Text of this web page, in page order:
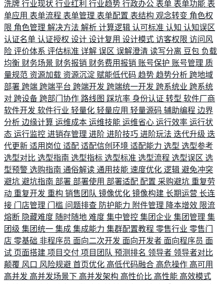
洗牌 行业现状 行业红利 行业趋势 行政办公 表单 表单功能 表
单应用 表单流程 表单管理 表单配置 表结构 观念转变 角色权
限 角色管理 解决方法 解析 计算逻辑 认可标准 认知 认知误区
认证名单 认证授权 设计 设计复用 设计模式 访客权限 访问风
险 评价体系 评估标准 详解 误区 误解澄清 读写分离 豆包 负载
均衡 财务场景 财务报销 财务费用报销 账号保护 账号管理 质
量规范 资源加载 资源沉淀 赋能低代码 趋势 趋势分析 跨地域
部署 跨端 跨端平台 跨端开发 跨端统一开发 跨系统业 跨系统
对 跨设备 跨部门协作 路线图 踩坑率 身份认证 转型 软件厂商
软件开发 软件行业 轻量化 轻量应用 轻量源码 辅助编程 边界
分析 边缘计算 运维成本 运维技能 运维省心 运行效率 运行状
态 运行监控 进销存管理 进阶 进阶技巧 进阶玩法 迭代升级 迭
代更新 适用岗位 适配 适配信创环境 适配能力 选型 选型参考
选型对比 选型指南 选型指标 选型标准 选型流程 选型误区 选
型预警 选购指南 通俗解读 通用技能 速度优化 逻辑 避免冲突
避坑 避坑指南 部署 部署使用 部署适配 配置 采购避坑 重复劳
动 重复开发 重构 销售团队 镜像优化 镜像构建 长期运营 长连
接 门店管理 门槛 问题排查 防护能力 附件管理 降本增效 限流
熔断 隐藏难度 随时随地 难度 集中管控 集团企业 集团管理 集
团级 集团统一 集成 集成能力 集群配置教程 零售行业 零售门
店 零基础 非程序员 面向二次开发 面向开发者 面向程序员 面
试 页面搭建 项目交付 项目团队 预测排名 领导者 领导者对比
颠覆 风口 风险规避 首页优化 高低代码融合 高危操作 高可用
高并发 高并发场景下 高并发架构 高性价比 高性能 高效模式